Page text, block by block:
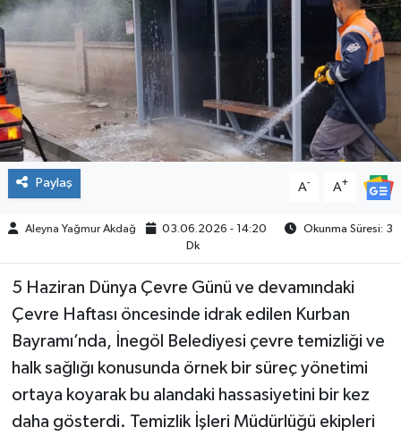
Paylaş A- A+
Aleyna Yağmur Akdağ 03.06.2026 - 14:20
Okunma Süresi: 3
Dk
5 Haziran Dünya Çevre Günü ve devamındaki
Çevre Haftası öncesinde idrak edilen Kurban
Bayramı’nda, İnegöl Belediyesi çevre temizliği ve
halk sağlığı konusunda örnek bir süreç yönetimi
ortaya koyarak bu alandaki hassasiyetini bir kez
daha gösterdi. Temizlik İşleri Müdürlüğü ekipleri